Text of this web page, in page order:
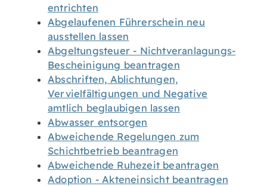
entrichten
Abgelaufenen Führerschein neu
ausstellen lassen
Abgeltungsteuer - Nichtveranlagungs-
Bescheinigung beantragen
Abschriften, Ablichtungen,
Vervielfältigungen und Negative
amtlich beglaubigen lassen
Abwasser entsorgen
Abweichende Regelungen zum
Schichtbetrieb beantragen
Abweichende Ruhezeit beantragen
Adoption - Akteneinsicht beantragen